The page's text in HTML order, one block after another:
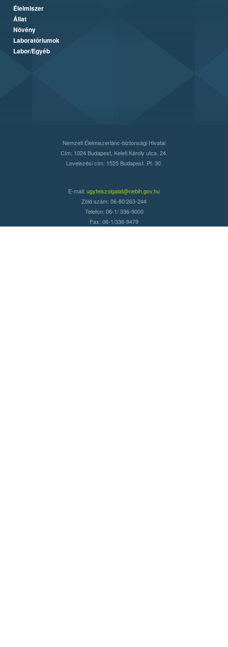
Élelmiszer
Állat
Növény
Laboratóriumok
Labor/Egyéb
Nemzeti Élelmiszerlánc-biztonsági Hivatal
Cím: 1024 Budapest, Keleti Károly utca. 24.
Levelezési cím: 1525 Budapest. Pf. 30.
E-mail: ugyfelszolgalat@nebih.gov.hu
Zöld szám: 06-80/263-244
Telefon: 06-1/ 336-9000
Fax: 06-1/336-9479